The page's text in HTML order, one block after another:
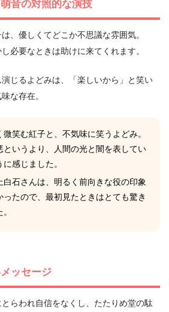
音の対照的な演技
、優しくてどこか不思議な雰囲気。
必要なときは助けに来てくれます。
じるよどみは、「楽しいから」と笑い
な存在。
微笑む紅子と、不気味に笑うよどみ。
というより、人間の光と闇を表してい
に感じました。
白石さんは、明るく前向きな役の印象
ったので、最初見たときはとても驚き
ッセージ
らわれ自信をなくし、たたりめ堂の駄